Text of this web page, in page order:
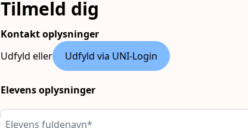
Tilmeld dig
Kontakt oplysninger
Udfyld eller
Udfyld via UNI-Login
Elevens oplysninger
Elevens fuldenavn*